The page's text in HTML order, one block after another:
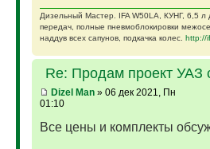
Дизельный Мастер. IFA W50LA, КУНГ, 6,5 л
передач, полные пневмоблокировки
наддув всех сапунов, подкачка колес. http://
Re: Продам проект
Dizel Man» 06 дек 2021, Пн
01:10
Все цены и комплекты